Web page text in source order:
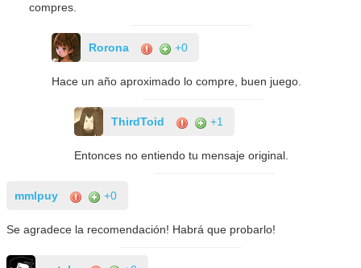
compres.
Rorona +0
Hace un año aproximado lo compre, buen juego.
ThirdToid +1
Entonces no entiendo tu mensaje original.
mmlpuy +0
Se agradece la recomendación! Habrá que probarlo!